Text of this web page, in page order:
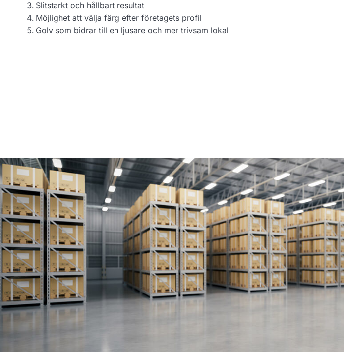
Slitstarkt och hållbart resultat
Möjlighet att välja färg efter företagets profil
Golv som bidrar till en ljusare och mer trivsam lokal